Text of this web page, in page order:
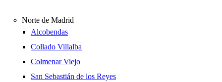
Norte de Madrid
Alcobendas
Collado Villalba
Colmenar Viejo
San Sebastián de los Reyes